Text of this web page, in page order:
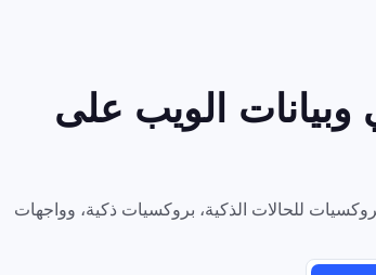
الويب على